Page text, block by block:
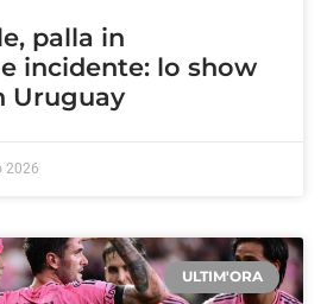
palla in
incidente: lo show
Uruguay
2026
ULTIM'ORA